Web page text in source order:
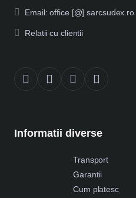
Email: office [@] sarcsudex.ro
Relatii cu clientii
Informatii diverse
Transport
Garantii
Cum platesc